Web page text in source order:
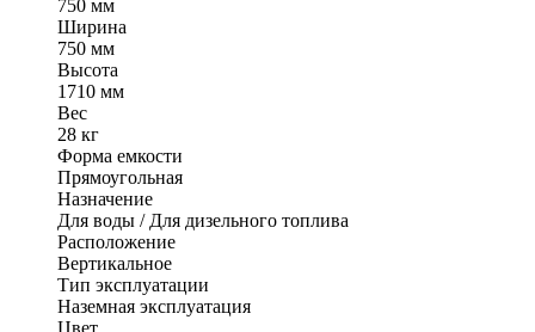
750 мм
Ширина
750 мм
Высота
1710 мм
Вес
28 кг
Форма емкости
Прямоугольная
Назначение
Для воды / Для дизельного топлива
Расположение
Вертикальное
Тип эксплуатации
Наземная эксплуатация
Цвет